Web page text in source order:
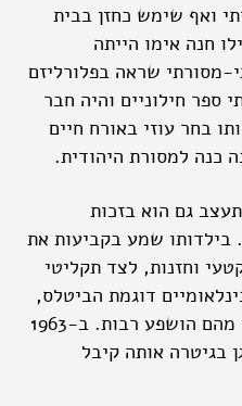
ואף שימש כחזן בבית
חנה אימו הייתה
מסורתי שראה בפלורליזם
חילוניים והיה חבר
בחר עוזי באורח חיים
כנה למסורת היהודית.
גם הוא בזכות
בילדותו שמע בקביעות את
וחזנות, לצד תקליטי
דוגמת הביטלס,
הרולינג סטונז ואלביס פרסלי מהם הושפע רבות. ב-1963
עוזי לנגן בגיטרה אותה קיבל